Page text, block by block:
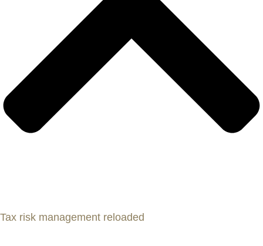
Tax risk management reloaded